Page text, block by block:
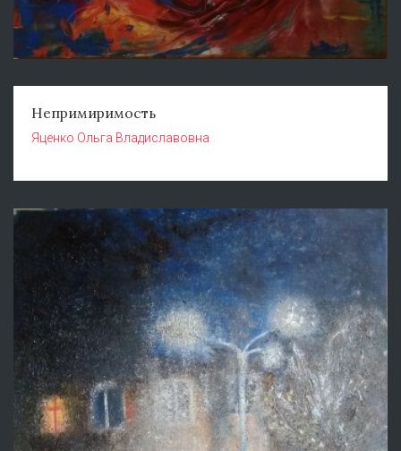
Непримиримость
Яценко Ольга Владиславовна